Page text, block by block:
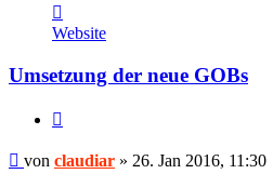
von
claudiar
Website
Umsetzung der neue GOBs
Beitrag
von claudiar » 26. Jan 2016, 11:30